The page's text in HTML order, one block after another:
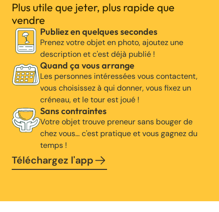
Plus utile que jeter, plus rapide que
vendre
Publiez en quelques secondes
Prenez votre objet en photo, ajoutez une
description et c'est déjà publié !
Quand ça vous arrange
Les personnes intéressées vous contactent,
vous choisissez à qui donner, vous fixez un
créneau, et le tour est joué !
Sans contraintes
Votre objet trouve preneur sans bouger de
chez vous… c'est pratique et vous gagnez du
temps !
Téléchargez l'app